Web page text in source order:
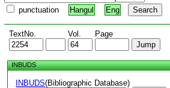
punctuation Hangul Eng
TextNo. Vol. Page
INBUDS
INBUDS(Bibliographic Database)